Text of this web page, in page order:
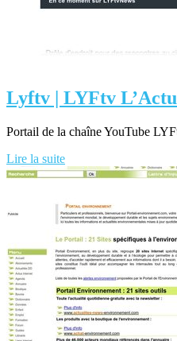
Lyftv | LYFtv
Portail de la chaîne YouTube
Lire la suite